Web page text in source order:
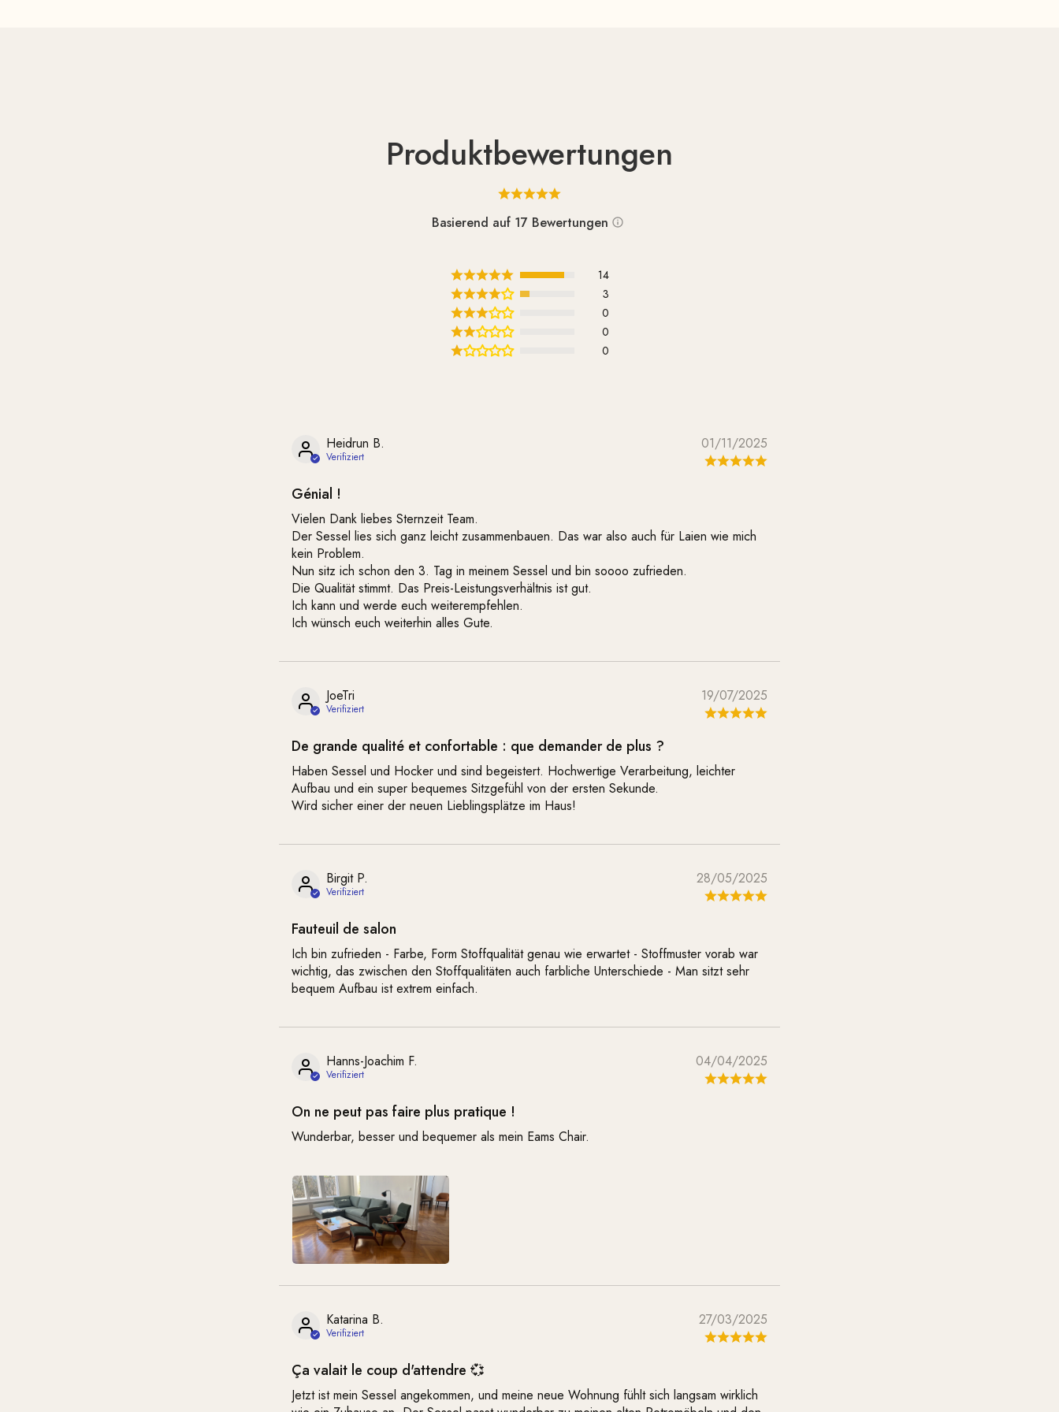
Produktbewertungen
Basierend auf 17 Bewertungen
14
3
0
0
0
01/11/2025
Heidrun B.
Génial !
Vielen Dank liebes Sternzeit Team.
Der Sessel lies sich ganz leicht zusammenbauen. Das war also auch für Laien wie mich
kein Problem.
Nun sitz ich schon den 3. Tag in meinem Sessel und bin soooo zufrieden.
Die Qualität stimmt. Das Preis-Leistungsverhältnis ist gut.
Ich kann und werde euch weiterempfehlen.
Ich wünsch euch weiterhin alles Gute.
19/07/2025
JoeTri
De grande qualité et confortable : que demander de plus ?
Haben Sessel und Hocker und sind begeistert. Hochwertige Verarbeitung, leichter
Aufbau und ein super bequemes Sitzgefühl von der ersten Sekunde.
Wird sicher einer der neuen Lieblingsplätze im Haus!
28/05/2025
Birgit P.
Fauteuil de salon
Ich bin zufrieden - Farbe, Form Stoffqualität genau wie erwartet - Stoffmuster vorab war
wichtig, das zwischen den Stoffqualitäten auch farbliche Unterschiede - Man sitzt sehr
bequem Aufbau ist extrem einfach.
04/04/2025
Hanns-Joachim F.
On ne peut pas faire plus pratique !
Wunderbar, besser und bequemer als mein Eams Chair.
27/03/2025
Katarina B.
Ça valait le coup d'attendre 💞
Jetzt ist mein Sessel angekommen, und meine neue Wohnung fühlt sich langsam wirklich